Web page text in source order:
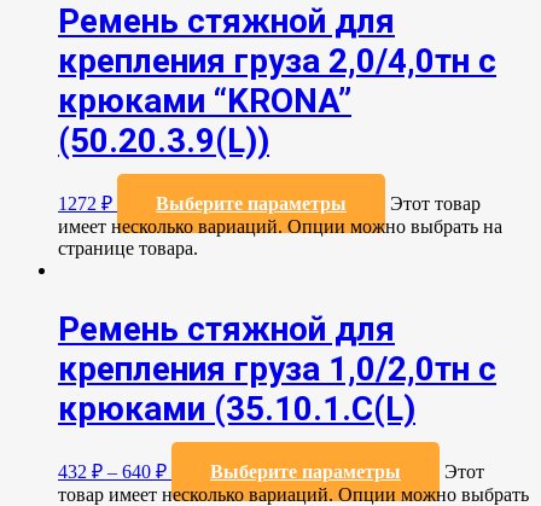
Ремень стяжной для
крепления груза 2,0/4,0тн с
крюками “KRONA”
(50.20.3.9(L))
1272 ₽ Выберите параметры
Этот товар
имеет несколько вариаций. Опции можно выбрать на
странице товара.
Ремень стяжной для
крепления груза 1,0/2,0тн с
крюками (35.10.1.С(L)
432 ₽ – 640 ₽ Выберите параметры
Этот
товар имеет несколько вариаций. Опции можно выбрать